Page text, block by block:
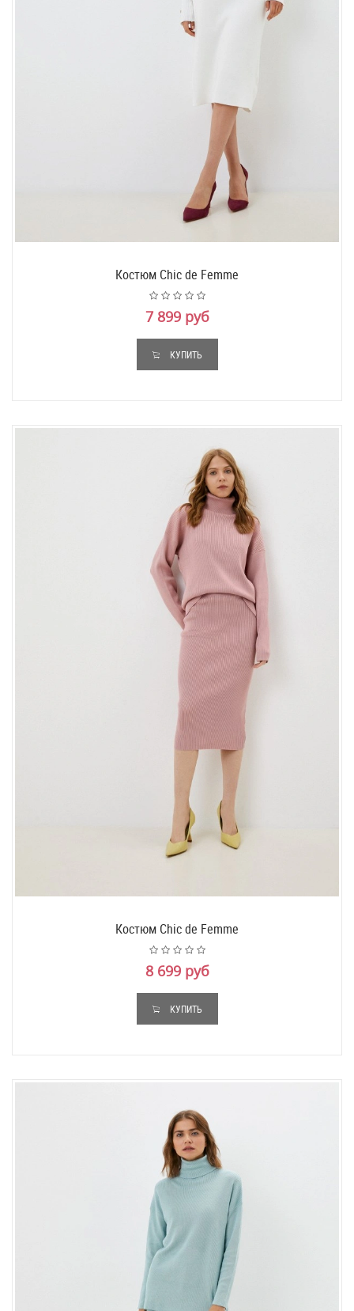
Костюм Chic de Femme
7 899 руб
КУПИТЬ
Костюм Chic de Femme
8 699 руб
КУПИТЬ